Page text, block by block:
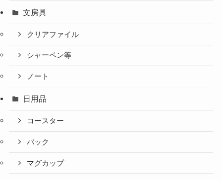
文房具
クリアファイル
シャーペン等
ノート
日用品
コースター
バック
マグカップ